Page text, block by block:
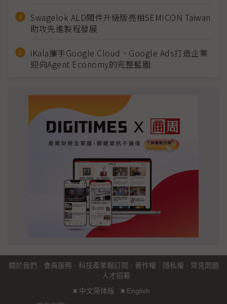
Swagelok ALD閥件升級版亮相SEMICON Taiwan
助攻先進製程發展
iKala攜手Google Cloud、Google Ads打造企業
迎向Agent Economy的完整藍圖
關於我們 · 會員服務 · 科技產業報訂閱 · 著作權 · 隱私權 · 常見問題
· 人才招募
■ 中文简体版 ■ English